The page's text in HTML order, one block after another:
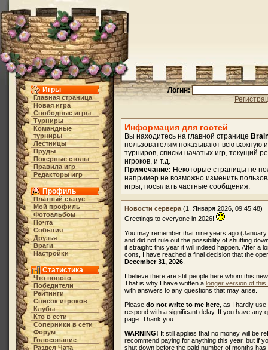
Игры
Главная страница
Новая игра
Свободные игры
Турниры
Командные
турниры
Лестницы
Пруды
Покерные столы
Правила игр
Редакторы игр
Профиль
Платный статус
Мой профиль
Фотоальбом
Почта
События
Друзья
Враги
Настройки
Статистика
Что нового
Победители
Рейтинги
Список игроков
Клубы
Кто в cети
Соперники в сети
Форум
Голосование
Раздел Чата
Логин:
Информация для гостей
Вы находитесь на главной странице
пользователям показывают всю важную
турниров, списки начатых игр, текущий
игроков, и т.д.
Примечание: Некоторые страницы не
например не возможно изменить
игры, посылать частные сообщения.
Новости сервера (1. Января 2026, 09:45:48)
Greetings to everyone in 2026!
You may remember that nine years ago
and did not rule out the possibility of shutting
it straight: this year it will indeed happen. After a
cons, I have reached a final decision that the
December 31, 2026
I believe there are still people here whom this
That is why I have written a longer version of this
with answers to any questions that may arise.
Please do not write to me here , as I hardly
respond with a significant delay. If you have any
page. Thank you.
WARNING! It still applies that no money will be
recommend paying for anything this year, but if
shut down before the paid number of months has